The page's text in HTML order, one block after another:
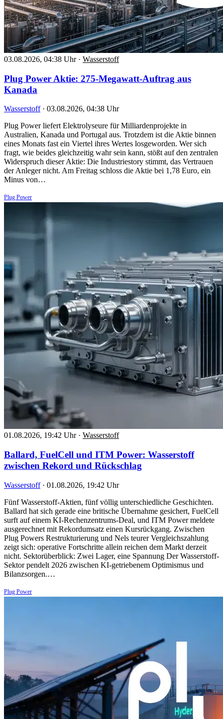
03.08.2026, 04:38 Uhr · Wasserstoff
Plug Power Aktie: 275-Megawatt-Auftrag aus
Kanada
Wasserstoff · 03.08.2026, 04:38 Uhr
Plug Power liefert Elektrolyseure für Milliardenprojekte in
Australien, Kanada und Portugal aus. Trotzdem ist die Aktie binnen
eines Monats fast ein Viertel ihres Wertes losgeworden. Wer sich
fragt, wie beides gleichzeitig wahr sein kann, stößt auf den zentralen
Widerspruch dieser Aktie: Die Industriestory stimmt, das Vertrauen
der Anleger nicht. Am Freitag schloss die Aktie bei 1,78 Euro, ein
Minus von…
Plug Power
01.08.2026, 19:42 Uhr · Wasserstoff
Ballard, FuelCell und ITM Power: Wasserstoff
zwischen Rekord und Rückschlag
Wasserstoff · 01.08.2026, 19:42 Uhr
Fünf Wasserstoff-Aktien, fünf völlig unterschiedliche Geschichten.
Ballard hat sich gerade eine britische Übernahme gesichert, FuelCell
surft auf einem KI-Rechenzentrums-Deal, und ITM Power meldete
ausgerechnet mit Rekordumsatz einen Kursrückgang. Zwischen
Plug Powers Restrukturierung und Nels teurer Vergleichszahlung
zeigt sich: operative Fortschritte allein reichen dem Markt derzeit
nicht. Sektorüberblick: Zwei Lager, eine Spannung Der Wasserstoff-
Sektor pendelt 2026 zwischen KI-getriebenem Optimismus und
Bilanzsorgen.…
Plug Power